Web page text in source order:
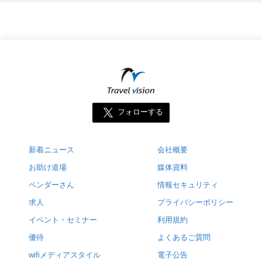
フォローする
新着ニュース
お助け道場
ベンダーさん
求人
イベント・セミナー
優待
wifiメディアスタイル
会社概要
媒体資料
情報セキュリティ
プライバシーポリシー
利用規約
よくあるご質問
電子公告